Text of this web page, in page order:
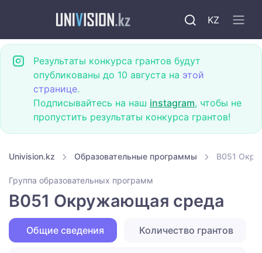
KZ
Результаты конкурса грантов будут
опубликованы до 10 августа на этой
странице.
Подписывайтесь на наш instagram, чтобы не
пропустить результаты конкурса грантов!
Univision.kz Образовательные программы B051
Группа образовательных программ
B051 Окружающая среда
Общие сведения Количество грантов